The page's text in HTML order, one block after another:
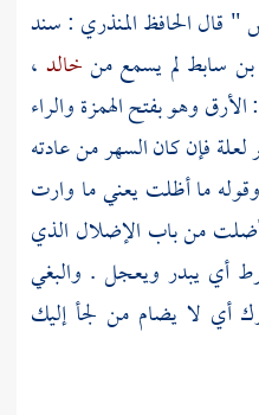
" قالالحافظ المنذري : سند
سابط لم يسمع منخالد ،
وهو بفتح الهمزة والراء
فإن كان السهر من عادته
ما أظلت يعني ما وارت
أضلت من باب الإضلال الذي
أي يبدر ويعجل . والبغي
أي لا يضام من لجأ إليك